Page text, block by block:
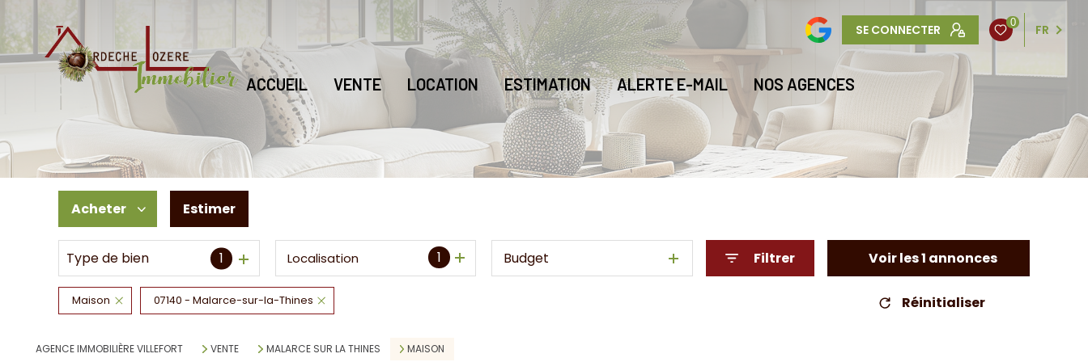
SE CONNECTER 0 FR
ACCUEIL VENTE LOCATION ESTIMATION ALERTE E-MAIL NOS AGENCES
Acheter
De l'ancien
De l'immo pro
Estimer
Type de bien 1 1
Localisation Budget Filtrer Voir les1 annonces
Maison 07140 - Malarce-sur-la-Thines Réinitialiser
AGENCE IMMOBILIÈRE VILLEFORT VENTE MALARCE SUR LA THINES MAISON